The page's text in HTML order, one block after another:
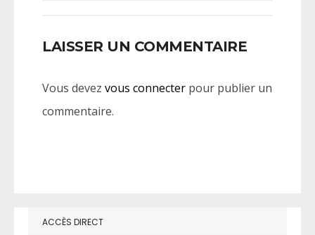
LAISSER UN COMMENTAIRE
Vous devez vous connecter pour publier un
commentaire.
ACCÈS DIRECT